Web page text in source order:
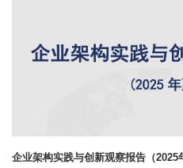
企业架构实践与创新观察报告（2025